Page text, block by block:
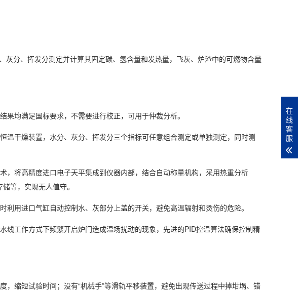
分、挥发分测定并计算其固定碳、氢含量和发热量，飞灰、炉渣中的可燃物含量
均满足国标要求，不需要进行校正，可用于仲裁分析。
干燥装置，水分、灰分、挥发分三个指标可任意组合测定或单独测定，同时测
，将高精度进口电子天平集成到仪器内部，结合自动称量机构，采用热重分析
等，实现无人值守。
用进口气缸自动控制水、灰部分上盖的开关，避免高温辐射和烫伤的危险。
线工作方式下频繁开启炉门造成温场扰动的现象，先进的PID控温算法确保控制精
缩短试验时间；没有“机械手”等滑轨平移装置，避免出现传送过程中掉坩埚、错
7、精
8、准
在
线
客
服